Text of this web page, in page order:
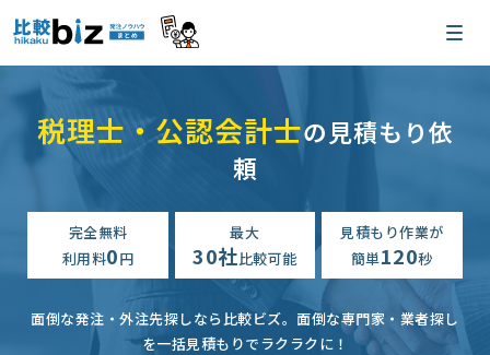
税理士・公認会計士の見積もり依
頼
完全無料
利用料0円
最大
30社比較可能
見積もり作業が
簡単120秒
面倒な発注・外注先探しなら比較ビズ。 面倒な専門家・業者探し
を一括見積もりでラクラクに！